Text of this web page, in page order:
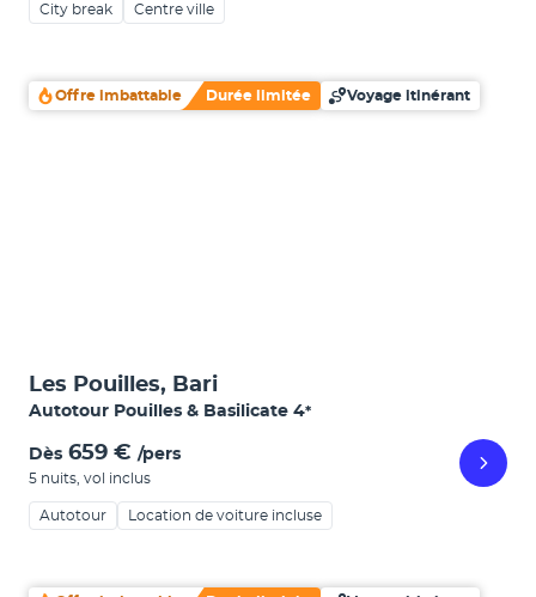
City break Centre ville
Offre imbattable Durée limitée Voyage itinérant
Les Pouilles, Bari
Autotour Pouilles & Basilicate 4*
Dès 659 € /pers
5 nuits vol inclus
Autotour Location de voiture incluse